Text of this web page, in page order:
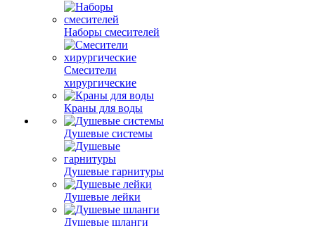
Наборы смесителей
Смесители
хирургические
Краны для воды
Душевые системы
Душевые гарнитуры
Душевые лейки
Душевые шланги